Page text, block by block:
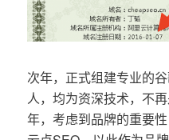
次年，正式组建专业的
人，均为资深技术，不
年，考虑到品牌的重要